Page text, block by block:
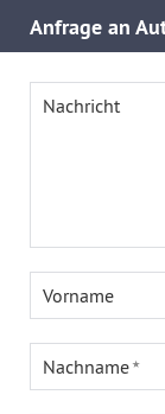
Anfrage an
Nachricht
Vorname
Nachname